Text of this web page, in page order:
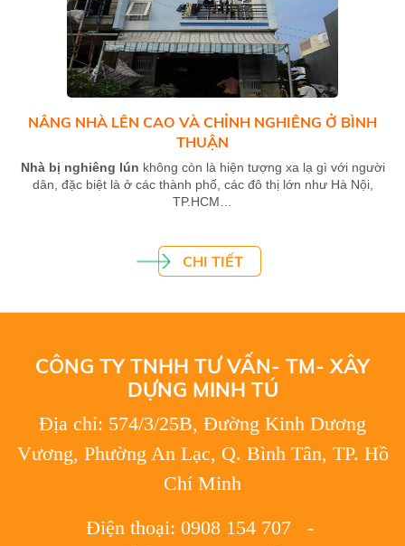
NÂNG NHÀ LÊN CAO VÀ CHỈNH NGHIÊNG Ở BÌNH
THUẬN
Nhà bị nghiêng lún không còn là hiện tượng xa lạ gì với người
dân, đặc biệt là ở các thành phố, các đô thị lớn như Hà Nội,
TP.HCM…
CHI TIẾT
CÔNG TY TNHH TƯ VẤN- TM- XÂY
DỰNG MINH TÚ
Địa chỉ: 574/3/25B, Đường Kinh Dương
Vương, Phường An Lạc, Q. Bình Tân, TP. Hồ
Chí Minh
Điện thoại: 0908 154 707 -